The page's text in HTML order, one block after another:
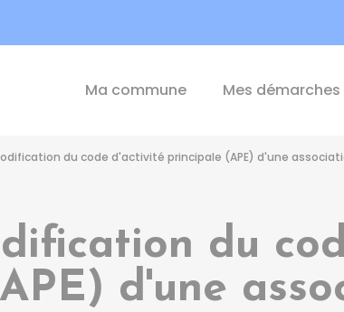
Ma commune Mes démarches
du code d'activité principale (APE) d'une
du
d'une